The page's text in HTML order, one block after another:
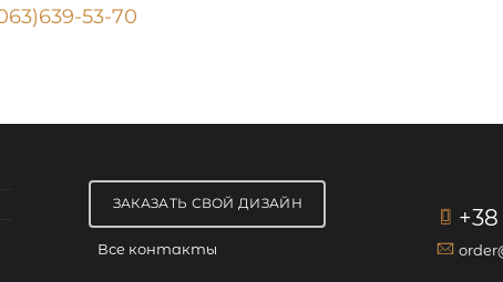
53-70
ЗАКАЗАТЬ СВОЙ ДИЗАЙН
Все контакты